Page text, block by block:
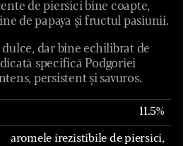
de piersici bine coapte,
de papaya și fructul pasiunii.
dulce, dar bine echilibrat de
specifică Podgoriei
persistent și savuros.
11.5%
aromele irezistibile de piersici,